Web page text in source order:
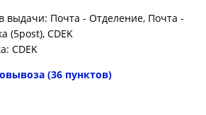
выдачи: Почта - Отделение, Почта -
(5post), CDEK
CDEK
(36 пунктов)